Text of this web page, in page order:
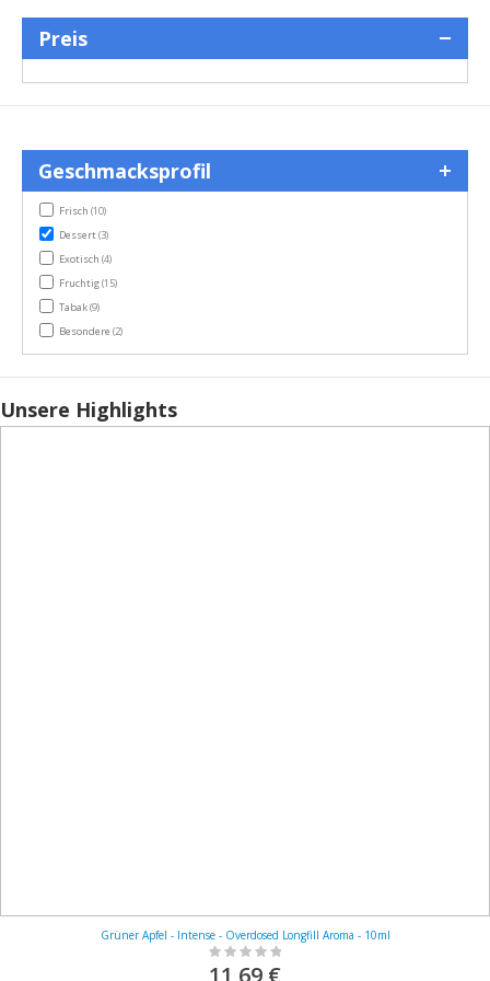
Preis
Geschmacksprofil
Frisch(10)items
Dessert(3)items
Exotisch(4)items
Fruchtig(15)items
Tabak(9)items
Besondere(2)items
Unsere Highlights
Grüner Apfel - Intense - Overdosed Longfill Aroma - 10ml
Rating:
0%
11,69 €